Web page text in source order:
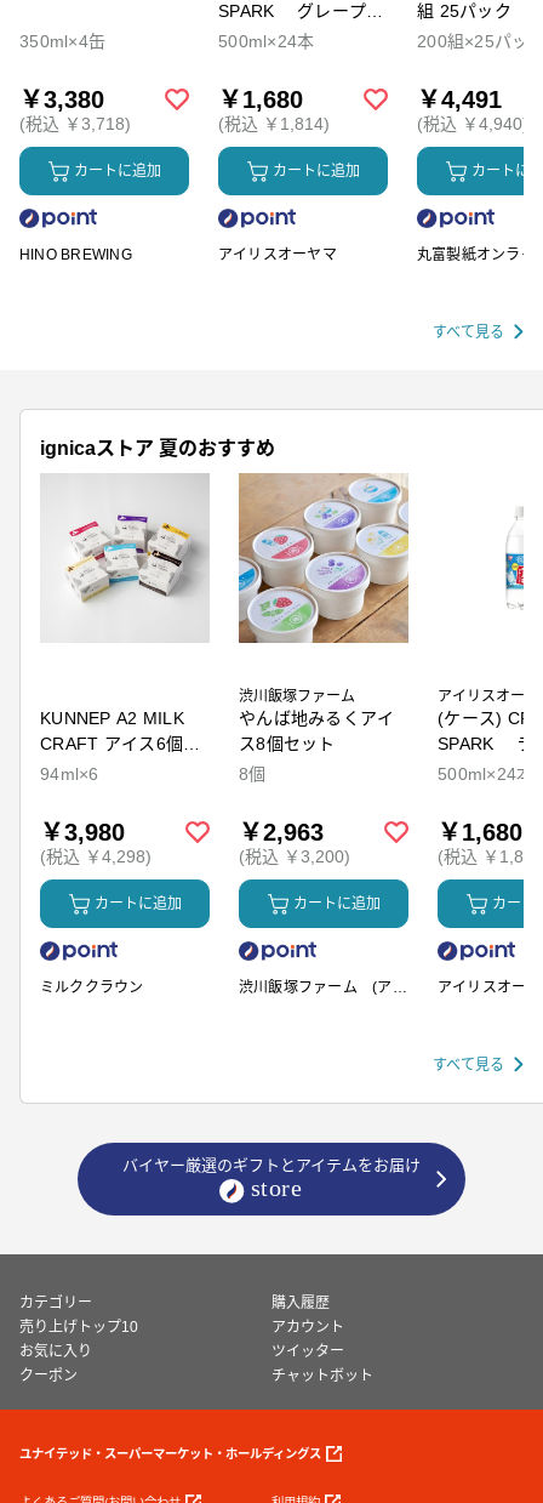
350ml×4缶
￥3,380
(税込 ￥3,718)
カートに追加
HINO BREWING
SPARK グレープソ
ーダ
500ml×24本
￥1,680
(税込 ￥1,814)
カートに追加
アイリスオーヤマ
組 25パック
200組×25パッ
￥4,491
(税込 ￥4,940)
カートに
丸富製紙オンライ
すべて見る
ignicaストア 夏のおすすめ
KUNNEP A2 MILK
CRAFT アイス6個セ
ット
94ml×6
￥3,980
(税込 ￥4,298)
カートに追加
ミルククラウン
渋川飯塚ファーム
やんば地みるくアイ
ス8個セット
8個
￥2,963
(税込 ￥3,200)
カートに追加
渋川飯塚ファーム (アイ
アイリスオーヤ
(ケース)
SPARK ラ
500ml×24本
￥1,680
(税込 ￥
カート
アイリスオー
すべて見る
バイヤー厳選のギフトとアイテムをお届け
カテゴリー
購入履歴
売り上げトップ10
アカウント
お気に入り
ツイッター
クーポン
チャットボット
ユナイテッド・スーパーマーケット・ホールディングス